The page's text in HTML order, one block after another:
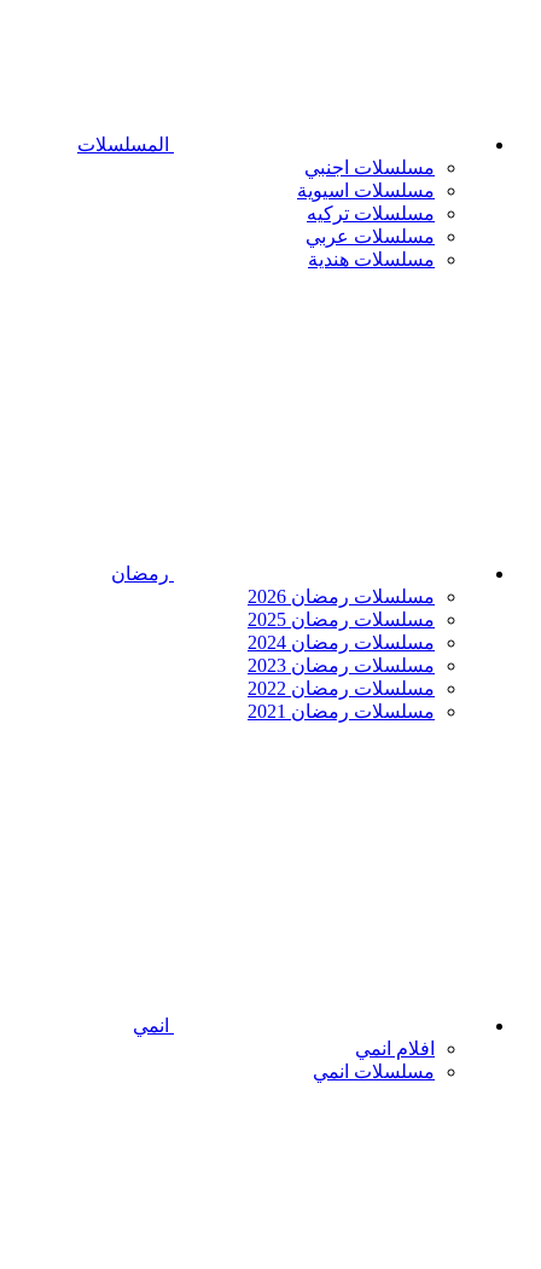
المسلسلات
مسلسلات اجنبي
مسلسلات اسيوية
مسلسلات تركيه
مسلسلات عربي
مسلسلات هندية
رمضان
مسلسلات رمضان 2026
مسلسلات رمضان 2025
مسلسلات رمضان 2024
مسلسلات رمضان 2023
مسلسلات رمضان 2022
مسلسلات رمضان 2021
انمي
افلام انمي
مسلسلات انمي